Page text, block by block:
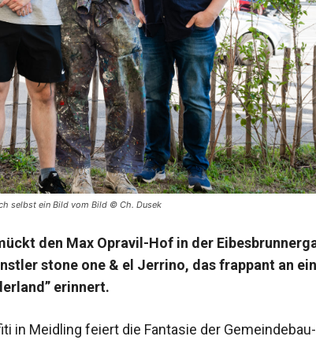
selbst ein Bild vom Bild © Ch. Dusek
den Max Opravil-Hof in der
stone one & el Jerrino, das frappant an
erinnert.
in Meidling feiert die Fantasie der